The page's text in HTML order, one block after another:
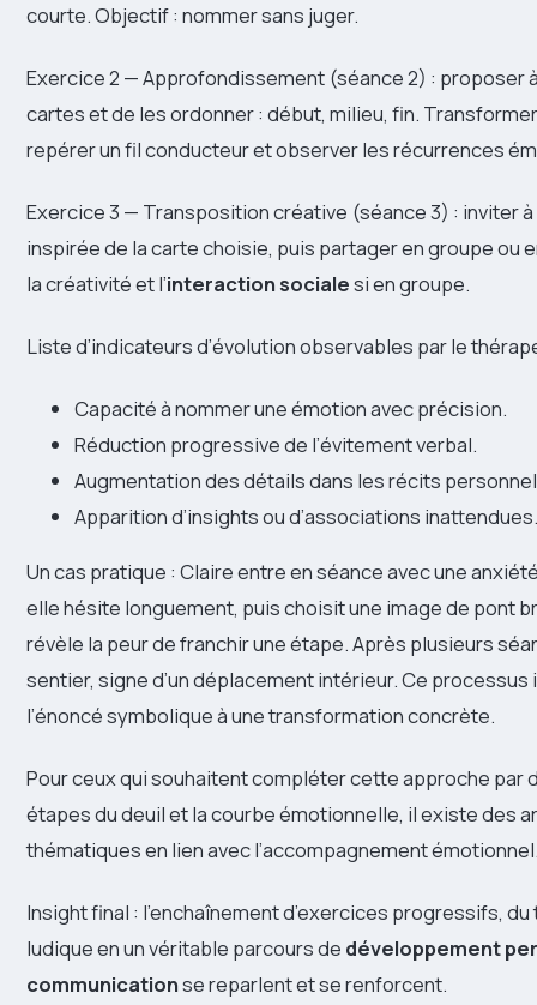
courte. Objectif : nommer sans juger.
Exercice 2 — Approfondissement (séance 2) : proposer
cartes et de les ordonner : début, milieu, fin.
repérer un fil conducteur et observer les récurrences
Exercice 3 — Transposition créative (séance 3) : inviter
inspirée de la carte choisie, puis partager en groupe
la créativité et l’interaction socialesi en groupe.
Liste d’indicateurs d’évolution observables par le
Capacité à nommer une émotion avec précision.
Réduction progressive de l’évitement verbal.
Augmentation des détails dans les récits
Apparition d’insights ou d’associations inattendues.
Un cas pratique : Claire entre en séance avec une
elle hésite longuement, puis choisit une image de pont
révèle la peur de franchir une étape. Après plusieurs
sentier, signe d’un déplacement intérieur. Ce
l’énoncé symbolique à une transformation concrète.
Pour ceux qui souhaitent compléter cette approche par
étapes du deuil et la courbe émotionnelle, il existe des
thématiques en lien avec l’accompagnement
Insight final : l’enchaînement d’exercices progressifs,
ludique en un véritable parcours de développement
communicationse reparlent et se renforcent.